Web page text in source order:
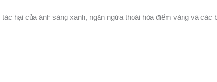
hại của ánh sáng xanh, ngăn ngừa thoái hóa điểm vàng và các